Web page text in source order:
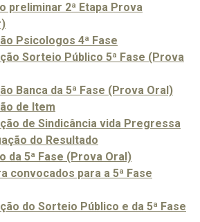
preliminar 2ª Etapa Prova
Psicologos 4ª Fase
Sorteio Público 5ª Fase (Prova
Banca da 5ª Fase (Prova Oral)
de Item
de Sindicância vida Pregressa
do Resultado
da 5ª Fase (Prova Oral)
convocados para a 5ª Fase
do Sorteio Público e da 5ª Fase